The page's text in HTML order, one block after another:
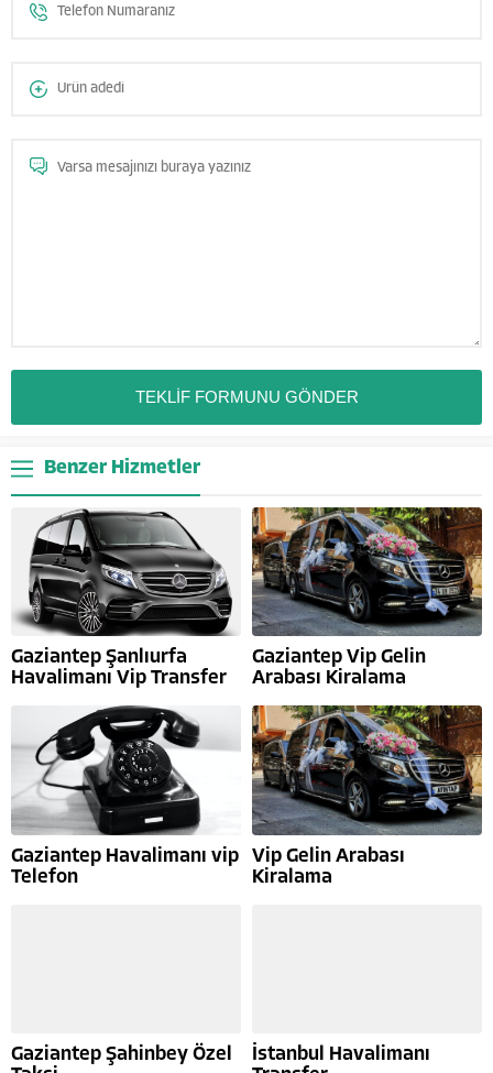
Benzer Hizmetler
Gaziantep Şanlıurfa
Havalimanı Vip Transfer
Gaziantep Vip Gelin
Arabası Kiralama
Gaziantep Havalimanı vip
Telefon
Vip Gelin Arabası
Kiralama
Gaziantep Şahinbey Özel
İstanbul Havalimanı